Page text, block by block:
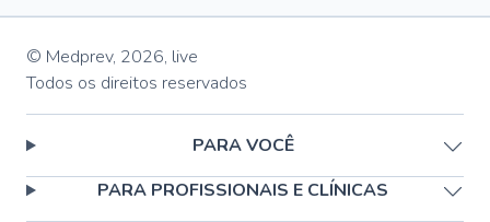
© Medprev, 2026, live
Todos os direitos reservados
PARA VOCÊ
PARA PROFISSIONAIS E CLÍNICAS